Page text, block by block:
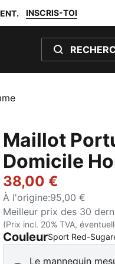
INSCRIS-TOI
Maillot
Domicile
38,00 €
À l'origine:95,00 €
Meilleur prix des 30
(Prix incl. 20% TVA,
CouleurSport Red-
Le mannequin